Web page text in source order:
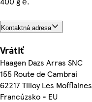
Kontaktná adresa
Vrátiť
Haagen Dazs Arras SNC
155 Route de Cambrai
62217 Tilloy Les Mofflaines
Francúzsko - EU